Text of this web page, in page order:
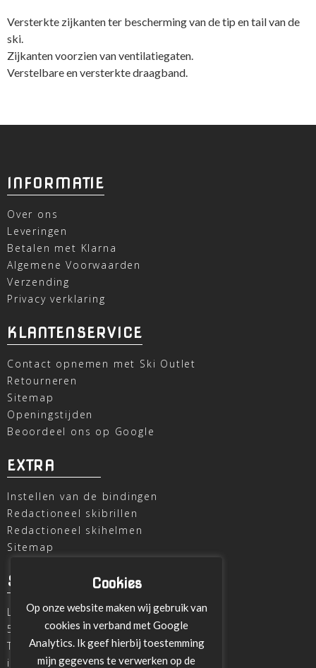
Versterkte zijkanten ter bescherming van de tip en tail van de
ski.
Zijkanten voorzien van ventilatiegaten.
Verstelbare en versterkte draagband.
INFORMATIE
Over ons
Leveringen
Betalen met Klarna
Algemene Voorwaarden
Verzending
Privacy verklaring
KLANTENSERVICE
Contact opnemen met Ski Outlet
Retourneren
Sitemap
Openingstijden
Beoordeel ons op Google
EXTRA
Instellen van de bindingen
Redactioneel skibrillen
Redactioneel skihelmen
Sitemap
SKI OUTLET
Laagheidehof 8
5804 XC Venray
T
+31 478 515696
info@ski-outlet-venray.nl
Cookies
Op onze website maken wij gebruik van
cookies in verband met Google
Analytics. Ik geef hierbij toestemming
mijn gegevens te verwerken op de